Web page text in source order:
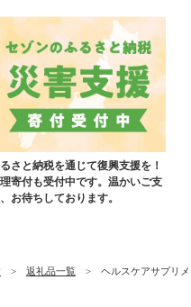
さと納税を通じて復興支援を！
寄付も受付中です。温かいご支
お待ちしております。
返礼品一覧 ヘルスケアサプリ